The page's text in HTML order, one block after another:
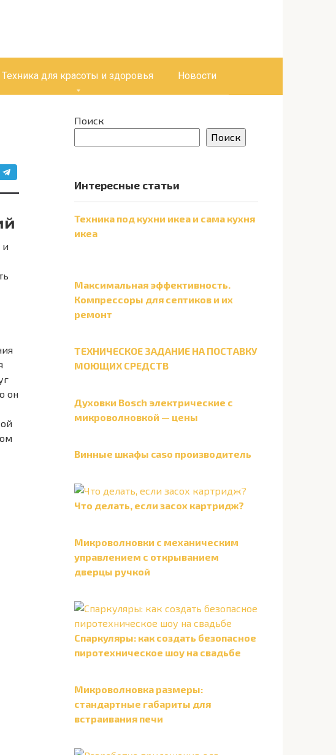
Техника для красоты и здоровья Новости
и
он
Поиск
Поиск
Интересные статьи
Техника под кухни икеа и сама кухня
икеа
Максимальная эффективность.
Компрессоры для септиков и их
ремонт
ТЕХНИЧЕСКОЕ ЗАДАНИЕ НА ПОСТАВКУ
МОЮЩИХ СРЕДСТВ
Духовки Bosch электрические с
микроволновкой — цены
Винные шкафы caso производитель
Что делать, если засох картридж?
Микроволновки с механическим
управлением с открыванием
дверцы ручкой
Спаркуляры: как создать безопасное
пиротехническое шоу на свадьбе
Микроволновка размеры:
стандартные габариты для
встраивания печи